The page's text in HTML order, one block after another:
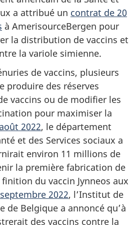
a attribué un contrat de 20
à AmerisourceBergen pour
la distribution de vaccins et
la variole simienne.
de vaccins, plusieurs
produire des réserves
vaccins ou de modifier les
pour maximiser la
2022, le département
et des Services sociaux a
environ 11 millions de
la première fabrication de
du vaccin Jynneos aux
2022, l’Institut de
de Belgique a annoncé qu’à
des vaccins contre la